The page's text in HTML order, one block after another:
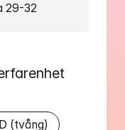
29-32
(tvång)